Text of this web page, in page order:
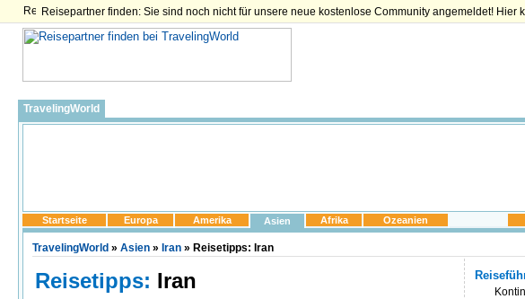
Reisepartner finden: Sie sind noch nicht für unsere neue kostenlose Community angemeldet! Hier
TravelingWorld
Startseite Europa Amerika Asien Afrika Ozeanien
TravelingWorld » Asien » Iran » Reisetipps: Iran
Reisetipps: Iran